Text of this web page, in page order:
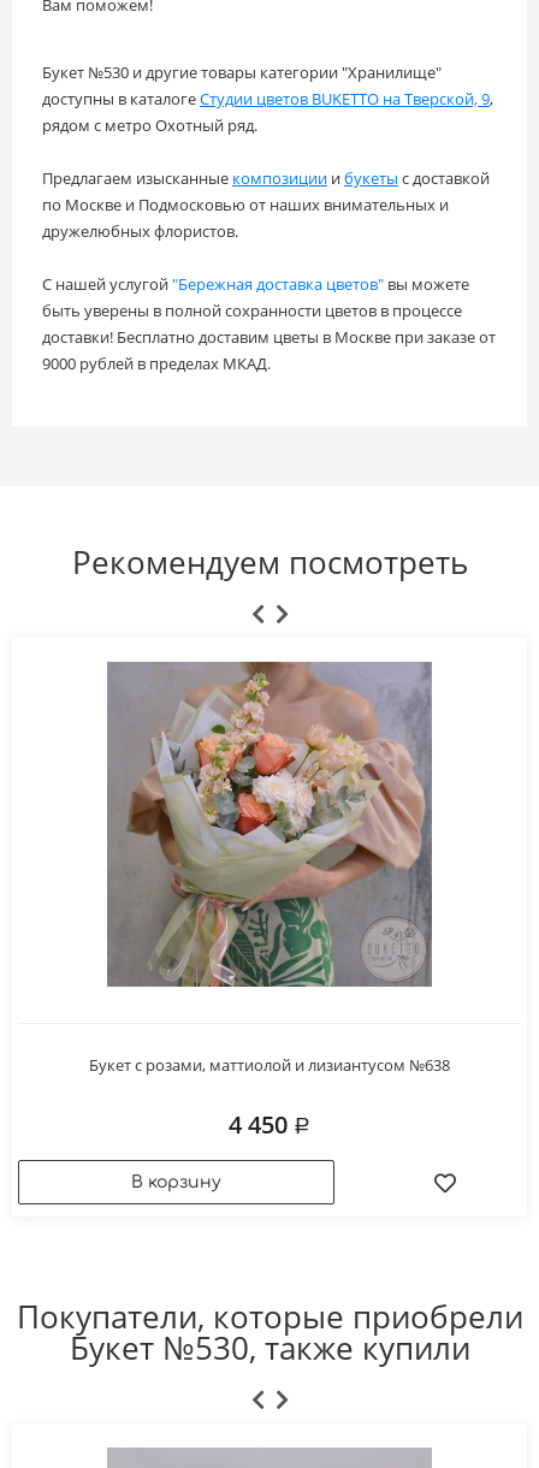
Вам поможем!
Букет №530 и другие товары категории "Хранилище"
доступны в каталогеСтудии цветов BUKETTO на Тверской, 9,
рядом с метро Охотный ряд.
Предлагаем изысканные композиции ибукеты с доставкой
по Москве и Подмосковью от наших внимательных и
дружелюбных флористов.
С нашей услугой"Бережная доставка цветов" вы можете
быть уверены в полной сохранности цветов в процессе
доставки! Бесплатно доставим цветы в Москве при заказе от
9000 рублей в пределах МКАД.
Рекомендуем посмотреть
Букет с розами, маттиолой и лизиантусом №638
4 450
Покупатели, которые приобрели
Букет №530, также купили